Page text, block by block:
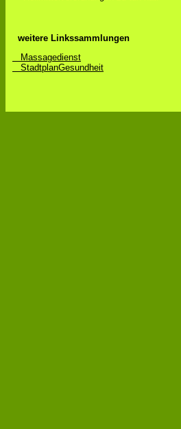
weitere Linkssammlungen
Massagedienst
StadtplanGesundheit